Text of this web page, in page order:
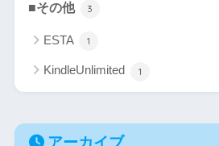
■その他 3
ESTA 1
KindleUnlimited 1
アーカイブ